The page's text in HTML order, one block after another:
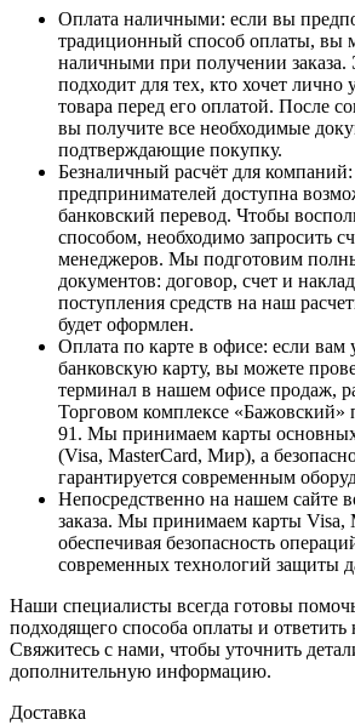
Оплата наличными: если вы
традиционный способ оплаты, вы
наличными при получении заказа.
подходит для тех, кто хочет лично
товара перед его оплатой. После
вы получите все необходимые
подтверждающие покупку.
Безналичный расчёт для компаний
предпринимателей доступна
банковский перевод. Чтобы
способом, необходимо запросить
менеджеров. Мы подготовим
документов: договор, счет и
поступления средств на наш
будет оформлен.
Оплата по карте в офисе: если вам
банковскую карту, вы можете
терминал в нашем офисе продаж,
Торговом комплексе «Бажовский»
91. Мы принимаем карты
(Visa, MasterCard, Мир), а
гарантируется современным
Непосредственно на нашем сайте
заказа. Мы принимаем карты Visa,
обеспечивая безопасность
современных технологий защиты
Наши специалисты всегда готовы
подходящего способа оплаты и
Свяжитесь с нами, чтобы уточнить
дополнительную информацию.
Доставка